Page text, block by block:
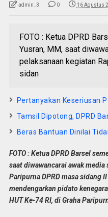
admin_3 0 16 Agustus
FOTO : Ketua DPRD
Yusran, MM, saat
pelaksanaan kegiatan
sidan
Pertanyakan Keseriusan
Tamsil Dipotong, DPRD
Beras Bantuan Dinilai
FOTO : Ketua DPRD Barsel
saat diwawancarai awak
Paripurna DPRD masa sidang
mendengarkan pidato
HUT Ke-74 RI, di Graha